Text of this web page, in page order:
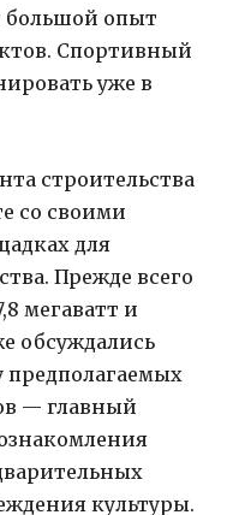
большой опыт
Спортивный
уже в
строительства
со своими
для
Прежде всего
мегаватт и
обсуждались
— главный
культуры.